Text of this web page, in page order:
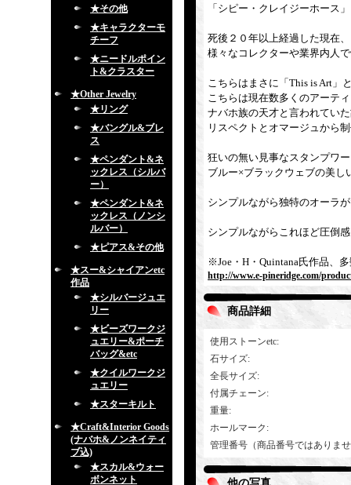
★その他
★キャラクターモ
チーフ
★ニードルポイン
ト&クラスター
★Other Jewelry
★リング
★バングル&ブレ
ス
★ペンダント&ネ
ックレス（シルバ
ー）
★ペンダント&ネ
ックレス（ノンシ
ルバー）
★ピアス&その他
★スー&シャイアンetc
作品
★シルバージュエ
リー
★ビーズワークジ
ュエリー&ポーチ
バッグ&etc
★クイルワークジ
ュエリー
★スターキルト
★Craft&Interior Goods
(ナバホ&ノンネイティ
ブ込)
★スカル&ウォー
ボンネット
「シピー・クレイジーホース
死後２０年以上経過した現在
様々なコレクターや業界内人
こちらはまさに「This is Art」
こちらは現在数多くのアーテ
ナバホ族の天才と言われてい
リスペクトとオマージュから
狂いの無い見事なスタンプワ
ブルー×ブラックウェブの美
シンプルながら独特のオーラ
シンプルながらこれほど圧倒
※Joe・H・Quintana氏作品、
http://www.e-pineridge.com/
商品詳細
使用ストーンetc:
石サイズ:
全長サイズ:
付属チェーン:
重量:
ホールマーク :
管理番号（商品番号ではありま